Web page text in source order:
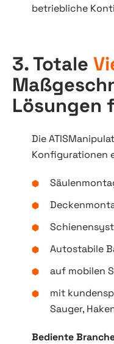
betriebliche
3. Totale
Lösungen
Die
Konfigurationen
Autostabile
auf mobilen
mit
Sauger,
Bediente